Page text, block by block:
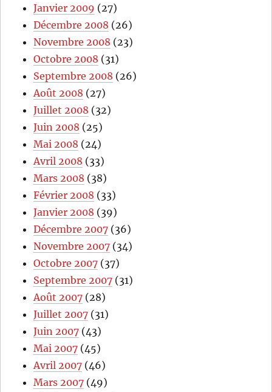
Janvier 2009 (27)
Décembre 2008 (26)
Novembre 2008 (23)
Octobre 2008 (31)
Septembre 2008 (26)
Août 2008 (27)
Juillet 2008 (32)
Juin 2008 (25)
Mai 2008 (24)
Avril 2008 (33)
Mars 2008 (38)
Février 2008 (33)
Janvier 2008 (39)
Décembre 2007 (36)
Novembre 2007 (34)
Octobre 2007 (37)
Septembre 2007 (31)
Août 2007 (28)
Juillet 2007 (31)
Juin 2007 (43)
Mai 2007 (45)
Avril 2007 (46)
Mars 2007 (49)